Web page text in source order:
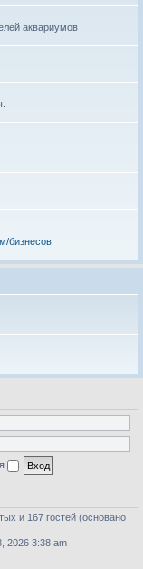
аквариумов
бизнесов
и 167 гостей (основано
2026 3:38 am